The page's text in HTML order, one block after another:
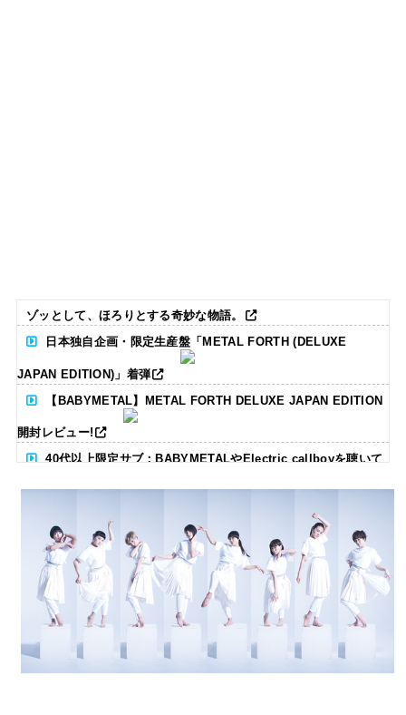
ゾッとして、ほろりとする奇妙な物語。
日本独自企画・限定生産盤「METAL FORTH (DELUXE
JAPAN EDITION)」着弾
【BABYMETAL】METAL FORTH DELUXE JAPAN EDITION
開封レビュー!
40代以上限定サブ：BABYMETALやElectric callboyを聴いて
る人いる？ 【海外の反応】
BABYMETAL「CANNONBALL外伝」グッズ販売決定
タワーレコード新宿店にてBABYMETALのパネル展が開催中
Powered by livedoor 相互RSS